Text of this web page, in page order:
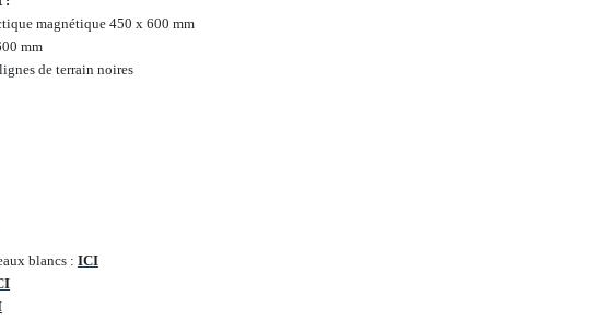
magnétique 450 x 600 mm
mm
de terrain noires
blancs : ICI